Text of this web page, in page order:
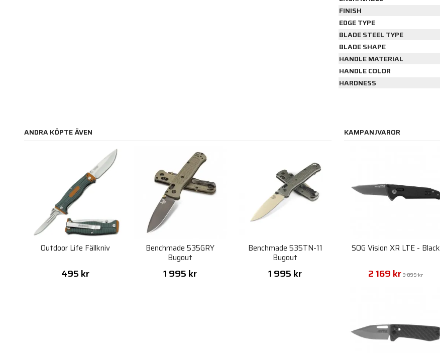
FINISH
EDGE TYPE
BLADE STEEL TYPE
BLADE SHAPE
HANDLE MATERIAL
HANDLE COLOR
HARDNESS
ANDRA KÖPTE ÄVEN
Outdoor Life Fällkniv
495 kr
Benchmade 535GRY
Bugout
1 995 kr
Benchmade 535TN-11
Bugout
1 995 kr
KAMPANJVAROR
SOG Vision XR LTE - Black
2 169 kr 3 095 kr